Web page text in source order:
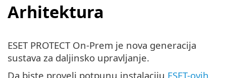
Arhitektura
ESET PROTECT On-Prem je nova generacija
sustava za daljinsko upravljanje.
Da biste proveli potpunu instalaciju ESET-ovih